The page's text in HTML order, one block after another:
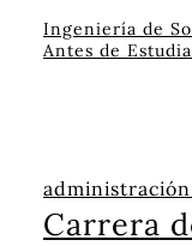
Ingeniería de
Antes de
Carrera